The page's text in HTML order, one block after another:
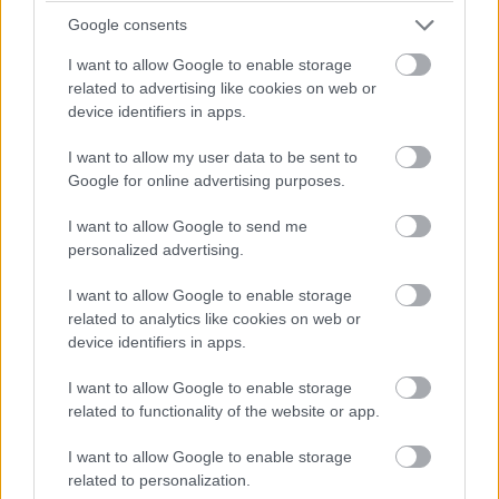
Google consents
I want to allow Google to enable storage
related to advertising like cookies on web or
device identifiers in apps.
I want to allow my user data to be sent to
Google for online advertising purposes.
I want to allow Google to send me
personalized advertising.
I want to allow Google to enable storage
related to analytics like cookies on web or
device identifiers in apps.
I want to allow Google to enable storage
related to functionality of the website or app.
I want to allow Google to enable storage
related to personalization.
majd, előtte viszont április 6-án, 7-én és 12-én is
tesztelték volna a www.tehetsegkapu.hu weboldalon
elérhető online rendszert, ami egyben alkalmat adott
volna az idei felmérésben résztvevő tizedikes, hatodikos
Telexazonbanolvasói beszámolók alapján arról adott
, hogy végül egyik próbanapon sem sikerült sort
keríteni a tesztüzemre. A cikk szerint április 5-én a
bejelentkezés sem sikerült, míg másnap a technikai
gondokra hivatkozó Oktatási Hivatal (OH) már eleve
lefújta a tesztet, a harmadik napon pedig szintén
bejelentkezési gondok adódtak, bár ekkor már voltak,
akik némi késéssel be tudtak jutni felületre.
Az OH levélben tájékoztatta az iskolaigazgatókat, hogy
április 14. és 19. között esedékes tavaszi szünetben
újabb lehetőséget adnak a diákoknak a rendszer